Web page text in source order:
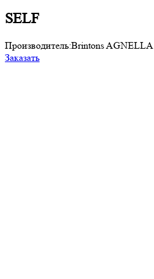
SELF
Производитель:Brintons AGNELLA
Заказать